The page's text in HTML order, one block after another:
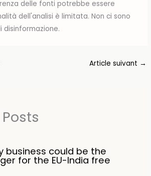
delle fonti potrebbe essere
dell'analisi è limitata. Non ci sono
disinformazione.
Article suivant →
business could be the
for the EU-India free